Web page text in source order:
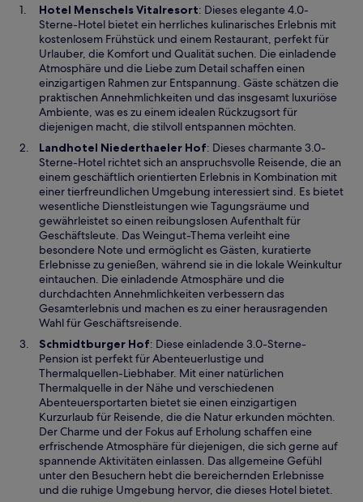
Hotel Menschels VitalresortW
i
r
d
i
n
e
i
n
e
m
n
e
u
e
n
F
e
n
s
t
e
g
e
ö
f
f
n
e
t
: Dieses elegante 4.0-
Sterne-Hotel bietet ein herrliches kulinarisches Erlebnis mit
kostenlosem Frühstück und einem Restaurant, perfekt für
Urlauber, die Komfort und Qualität suchen. Die einladende
Atmosphäre und die Liebe zum Detail schaffen einen
einzigartigen Rahmen zur Entspannung. Gäste schätzen die
praktischen Annehmlichkeiten und das insgesamt luxuriöse
Ambiente, was es zu einem idealen Rückzugsort für
diejenigen macht, die stilvoll entspannen möchten.
Landhotel Niederthaeler HofW
i
r
d
i
n
e
i
n
e
m
n
e
n
F
e
n
s
t
e
r
g
e
: Dieses charmante 3.0-
Sterne-Hotel richtet sich an anspruchsvolle Reisende, die an
einem geschäftlich orientierten Erlebnis in Kombination mit
einer tierfreundlichen Umgebung interessiert sind. Es bietet
wesentliche Dienstleistungen wie Tagungsräume und
gewährleistet so einen reibungslosen Aufenthalt für
Geschäftsleute. Das Weingut-Thema verleiht eine
besondere Note und ermöglicht es Gästen, kuratierte
Erlebnisse zu genießen, während sie in die lokale Weinkultur
eintauchen. Die einladende Atmosphäre und die
durchdachten Annehmlichkeiten verbessern das
Gesamterlebnis und machen es zu einer herausragenden
Wahl für Geschäftsreisende.
Schmidtburger HofW
i
r
d
i
n
e
i
n
e
m
: Diese einladende 3.0-Sterne-
Pension ist perfekt für Abenteuerlustige und
Thermalquellen-Liebhaber. Mit einer natürlichen
Thermalquelle in der Nähe und verschiedenen
Abenteuersportarten bietet sie einen einzigartigen
Kurzurlaub für Reisende, die die Natur erkunden möchten.
Der Charme und der Fokus auf Erholung schaffen eine
erfrischende Atmosphäre für diejenigen, die sich gerne auf
spannende Aktivitäten einlassen. Das allgemeine Gefühl
unter den Besuchern hebt die bereichernden Erlebnisse
und die ruhige Umgebung hervor, die dieses Hotel bietet.